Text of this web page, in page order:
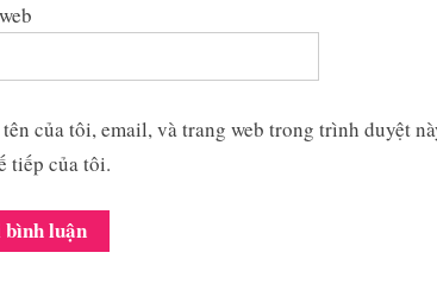
của tôi, email, và trang web trong trình duyệt
tiếp của tôi.